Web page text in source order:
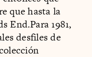
que hasta la
End.Para 1981,
desfiles de